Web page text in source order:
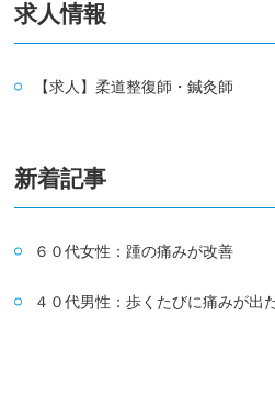
求人情報
【求人】柔道整復師・鍼灸師
新着記事
６０代女性：踵の痛みが改善
４０代男性：歩くたびに痛みが出